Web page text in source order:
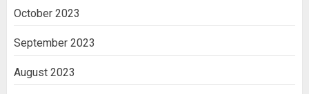
October 2023
September 2023
August 2023